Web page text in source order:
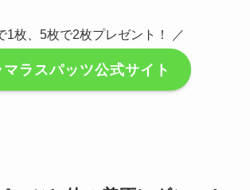
1枚、5枚で2枚プレゼント！ ／
マラスパッツ公式サイト